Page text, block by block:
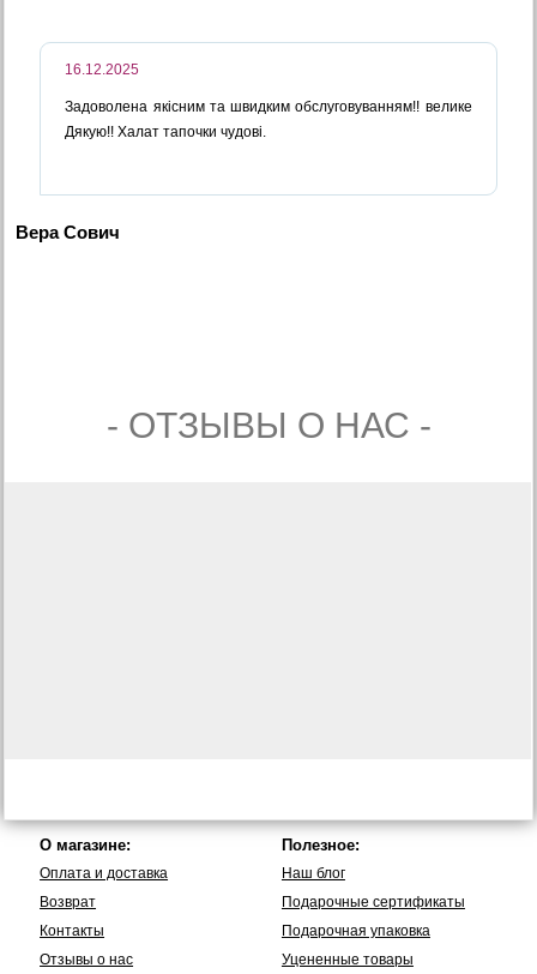
16.12.2025
Задоволена якісним та швидким обслуговуванням!! велике
Дякую!! Халат тапочки чудові.
Вера Сович
- ОТЗЫВЫ О НАС -
О магазине:
Оплата и доставка
Возврат
Контакты
Отзывы о нас
Полезное:
Наш блог
Подарочные сертификаты
Подарочная упаковка
Уцененные товары